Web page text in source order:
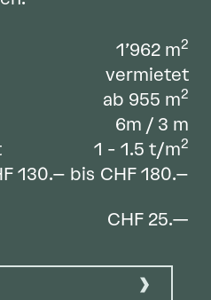
1’962 m2
vermietet
ab 955 m2
6m / 3 m
1 - 1.5 t/m2
130.– bis CHF 180.–
CHF 25.—